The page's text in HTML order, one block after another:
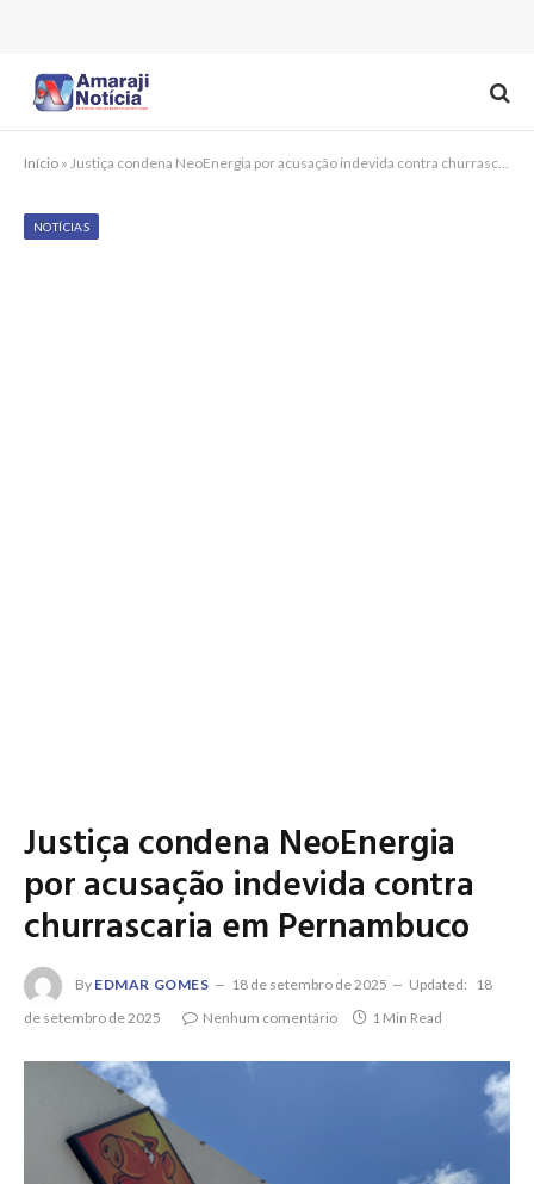
Início » Justiça condena NeoEnergia por acusação indevida contra churrascaria em Pernambuco
NOTÍCIAS
Justiça condena NeoEnergia
por acusação indevida contra
churrascaria em Pernambuco
By EDMAR GOMES 18 de setembro de 2025 Updated:
18
de setembro de 2025
Nenhum comentário 1 Min Read